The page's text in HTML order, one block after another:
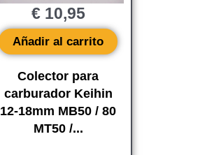
Colector para
carburador Keihin
12-18mm MB50 / 80
MT50 /...
€10,95
Añadir al carrito